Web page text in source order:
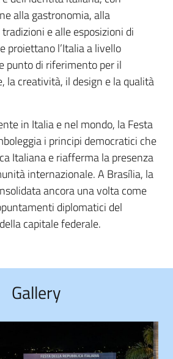
alla gastronomia, alla
e alle esposizioni di
proiettano l’Italia a livello
punto di riferimento per il
la creatività, il design e la qualità
in Italia e nel mondo, la Festa
i principi democratici che
Italiana e riafferma la presenza
internazionale. A Brasília, la
ancora una volta come
diplomatici del
capitale federale.
Gallery